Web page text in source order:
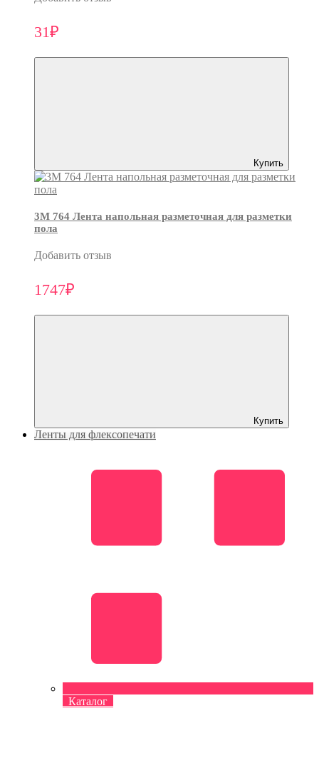
31₽
Купить
3M 764 Лента напольная разметочная для разметки
пола
Добавить отзыв
1747₽
Купить
Ленты для флексопечати
Каталог